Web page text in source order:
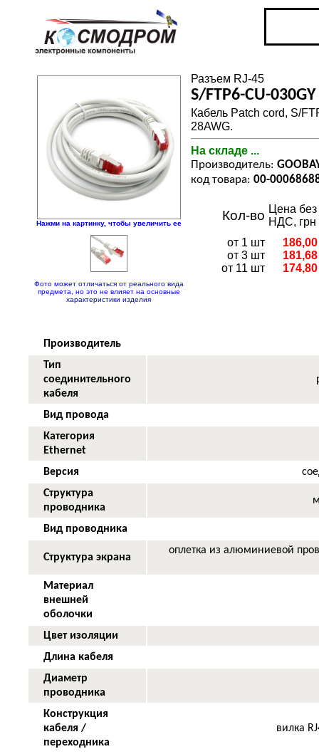
Нажми на картинку, чтобы увеличить ее
Фото может отличаться от реального вида
предмета, но это не влияет на основные
характеристики изделия
Разъем RJ-45
S/FTP6-CU-030GY
Кабель Patch cord, S/
28AWG.
На складе ...
Производитель:
код товара: 00-
Кол-во Цена без
НДС, грн
от 1 шт
от 3 шт
от 11 шт
186,00
181,68
174,80
Производитель
Тип
соединительного
кабеля
Вид провода
Категория
Ethernet
Версия
Структура
проводника
Вид проводника
Структура экрана
оплетка из алюминиевой
Материал
внешней
оболочки
Цвет изоляции
Длина кабеля
Диаметр
проводника
Конструкция
кабеля /
переходника
вилка